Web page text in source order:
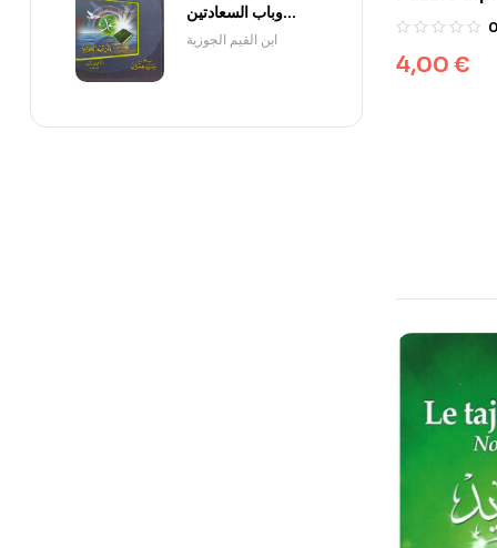
0
4,00 €
وباب السعادتين
ابن القيم الجوزية